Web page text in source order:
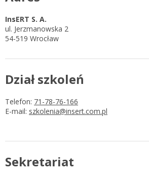
KSeF w Subiekcie GT
KSeF w Subiekcie nexo/nexo PRO
Portal Dokumentów z obsługą KSeF
Portal Dokumentów z obsługą KSeF
rachunkowych
Koszyk
Logowanie do Akademi InsERT
Login
InsERT S. A.
ul. Jerzmanowska 2
54-519 Wrocław
Dział szkoleń
Telefon: 71-78-76-166
E-mail: szkolenia@insert.com.pl
Sekretariat